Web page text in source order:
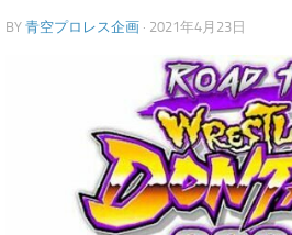
BY 青空プロレス企画 · 2021年4月23日